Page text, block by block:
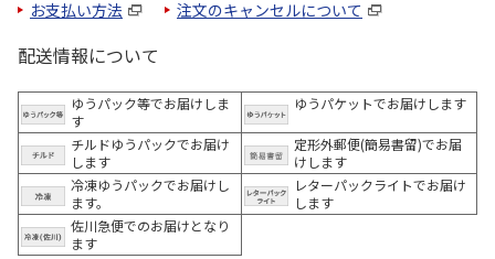
お支払い方法 注文のキャンセルについて
配送情報について
ゆうパック等でお届けしま
す
ゆうパケットでお届けします
チルドゆうパックでお届け
します
定形外郵便(簡易書留)でお届
けします
冷凍ゆうパックでお届けし
ます。
レターパックライトでお届け
します
佐川急便でのお届けとなり
ます